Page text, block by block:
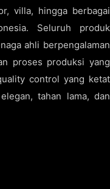
villa, hingga berbagai
Seluruh produk
ahli berpengalaman
proses produksi yang
control yang ketat
tahan lama, dan